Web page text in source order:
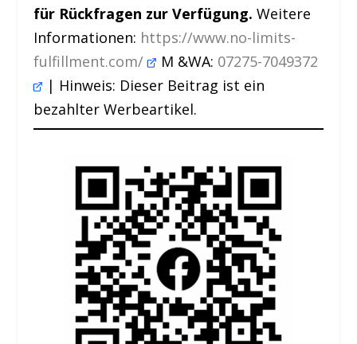
für Rückfragen zur Verfügung. Weitere
Informationen: https://www.no-limits-
fulfillment.com/
M &WA: 07275-7049372
| Hinweis: Dieser Beitrag ist ein
bezahlter Werbeartikel.